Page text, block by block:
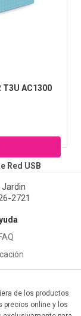
T3U AC1300
Red USB
2721
FAQ
de los productos
precios online y los